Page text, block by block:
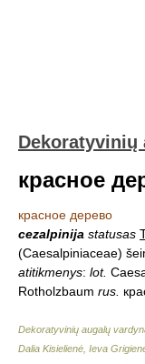
Dekoratyvinių
красное
красное дерево
cezalpinija statusas
(Caesalpiniaceae)
atitikmenys: lot.
Rotholzbaum rus.
Dekoratyvinių augalų
Dalia Kisielienė, Ieva